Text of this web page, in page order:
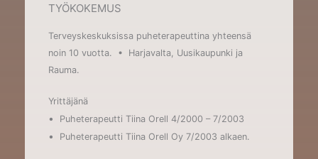
TYÖKOKEMUS
Terveyskeskuksissa puheterapeuttina yhteensä
noin 10 vuotta. • Harjavalta, Uusikaupunki ja
Rauma.
Yrittäjänä
• Puheterapeutti Tiina Orell 4/2000 – 7/2003
• Puheterapeutti Tiina Orell Oy 7/2003 alkaen.